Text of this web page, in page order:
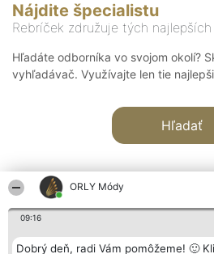
ORLY Módy
09:16
Dobrý deň, radi Vám pomôžeme! 🙂
Nájdite špecialistu
Rebríček združuje tých
Hľadáte odborníka vo svojom okolí?
vyhľadávač. Využívajte len tie
Hľadať
Organizátor hodnotenia Hodnotenie